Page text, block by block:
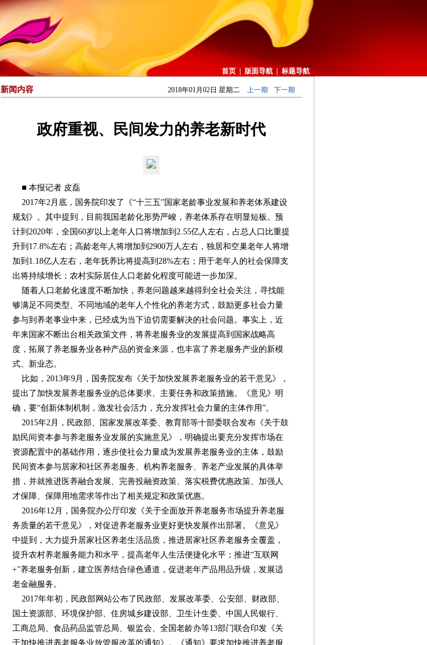
首页 版面导航 标题导航
第05版 第06版 第07版 第08版
新闻内容 2018年01月02日 星期二 上一期 下一期
政府重视、民间发力的养老新时代
■ 本报记者 皮磊
2017年2月底，国务院印发了《“十三五”国家老龄事业发展和养老体系建设
规划》。其中提到，目前我国老龄化形势严峻，养老体系存在明显短板。预
计到2020年，全国60岁以上老年人口将增加到2.55亿人左右，占总人口比重提
升到17.8%左右；高龄老年人将增加到2900万人左右，独居和空巢老年人将增
加到1.18亿人左右，老年抚养比将提高到28%左右；用于老年人的社会保障支
出将持续增长；农村实际居住人口老龄化程度可能进一步加深。
随着人口老龄化速度不断加快，养老问题越来越得到全社会关注，寻找能
够满足不同类型、不同地域的老年人个性化的养老方式，鼓励更多社会力量
参与到养老事业中来，已经成为当下迫切需要解决的社会问题。事实上，近
年来国家不断出台相关政策文件，将养老服务业的发展提高到国家战略高
度，拓展了养老服务业各种产品的资金来源，也丰富了养老服务产业的新模
式、新业态。
比如，2013年9月，国务院发布《关于加快发展养老服务业的若干意见》，
提出了加快发展养老服务业的总体要求、主要任务和政策措施。《意见》明
确，要“创新体制机制，激发社会活力，充分发挥社会力量的主体作用”。
2015年2月，民政部、国家发展改革委、教育部等十部委联合发布《关于鼓
励民间资本参与养老服务业发展的实施意见》，明确提出要充分发挥市场在
资源配置中的基础作用，逐步使社会力量成为发展养老服务业的主体，鼓励
民间资本参与居家和社区养老服务、机构养老服务、养老产业发展的具体举
措，并就推进医养融合发展、完善投融资政策、落实税费优惠政策、加强人
才保障、保障用地需求等作出了相关规定和政策优惠。
2016年12月，国务院办公厅印发《关于全面放开养老服务市场提升养老服
务质量的若干意见》，对促进养老服务业更好更快发展作出部署。《意见》
中提到，大力提升居家社区养老生活品质，推进居家社区养老服务全覆盖，
提升农村养老服务能力和水平，提高老年人生活便捷化水平；推进“互联网
+”养老服务创新，建立医养结合绿色通道，促进老年产品用品升级，发展适
老金融服务。
2017年年初，民政部网站公布了民政部、发展改革委、公安部、财政部、
国土资源部、环境保护部、住房城乡建设部、卫生计生委、中国人民银行、
工商总局、食品药品监管总局、银监会、全国老龄办等13部门联合印发《关
于加快推进养老服务业放管服改革的通知》。《通知》要求加快推进养老服